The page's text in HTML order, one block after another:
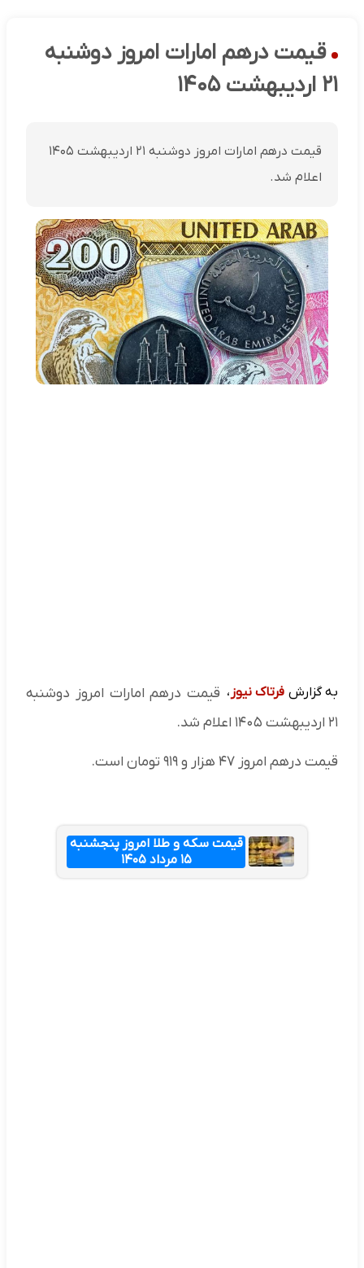
قیمت درهم امارات امروز دوشنبه
۲۱ اردیبهشت ۱۴۰۵
قیمت درهم امارات امروز دوشنبه ۲۱ اردیبهشت ۱۴۰۵
اعلام شد.
به گزارش فرتاک نیوز ، قیمت درهم امارات امروز دوشنبه
۲۱ اردیبهشت ۱۴۰۵ اعلام شد.
قیمت درهم امروز ۴۷ هزار و ۹۱۹ تومان است.
قیمت سکه و طلا امروز پنجشنبه
۱۵ مرداد ۱۴۰۵